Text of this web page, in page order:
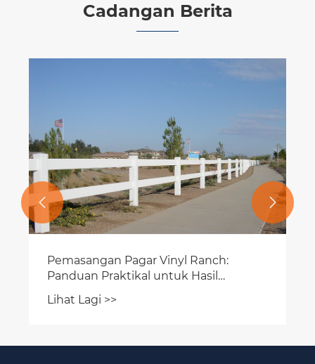
Cadangan Berita
Pemasangan Pagar Vinyl Ranch:
Panduan Praktikal untuk Hasil
Berpanjangan
Lihat Lagi >>
 